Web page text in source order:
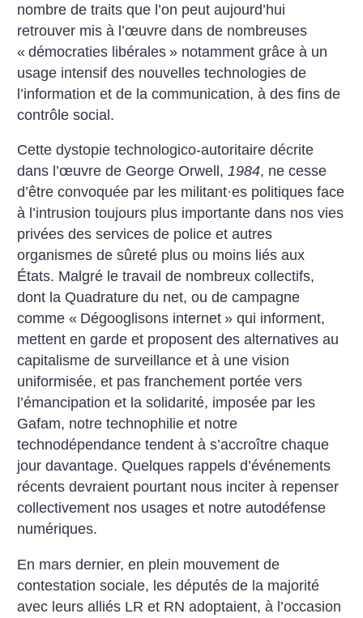
nombre de traits que l’on peut aujourd’hui
retrouver mis à l’œuvre dans de nombreuses
« démocraties libérales » notamment grâce à un
usage intensif des nouvelles technologies de
l’information et de la communication, à des fins de
contrôle social.
Cette dystopie technologico-autoritaire décrite
dans l’œuvre de George Orwell,1984, ne cesse
d’être convoquée par les militant·es politiques face
à l’intrusion toujours plus importante dans nos vies
privées des services de police et autres
organismes de sûreté plus ou moins liés aux
États. Malgré le travail de nombreux collectifs,
dont la Quadrature du net, ou de campagne
comme « Dégooglisons internet » qui informent,
mettent en garde et proposent des alternatives au
capitalisme de surveillance et à une vision
uniformisée, et pas franchement portée vers
l’émancipation et la solidarité, imposée par les
Gafam, notre technophilie et notre
technodépendance tendent à s’accroître chaque
jour davantage. Quelques rappels d’événements
récents devraient pourtant nous inciter à repenser
collectivement nos usages et notre autodéfense
numériques.
En mars dernier, en plein mouvement de
contestation sociale, les députés de la majorité
avec leurs alliés LR et RN adoptaient, à l’occasion